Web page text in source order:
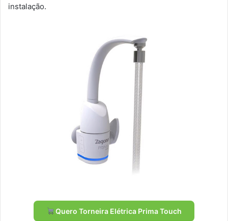
instalação.
Quero Torneira Elétrica Prima Touch